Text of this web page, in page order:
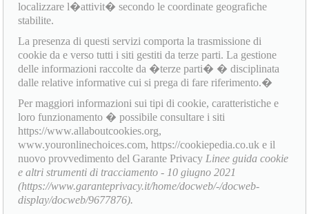
localizzare l�attivit� secondo le coordinate geografiche
stabilite.
La presenza di questi servizi comporta la trasmissione di
cookie da e verso tutti i siti gestiti da terze parti. La gestione
delle informazioni raccolte da �terze parti� � disciplinata
dalle relative informative cui si prega di fare riferimento.�
Per maggiori informazioni sui tipi di cookie, caratteristiche e
loro funzionamento � possibile consultare i siti
https://www.allaboutcookies.org,
www.youronlinechoices.com, https://cookiepedia.co.uk e il
nuovo provvedimento del Garante Privacy Linee guida cookie
e altri strumenti di tracciamento - 10 giugno 2021
(https://www.garanteprivacy.it/home/docweb/-/docweb-
display/docweb/9677876).